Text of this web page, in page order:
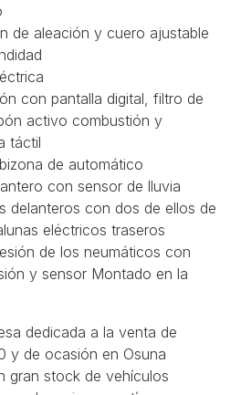
de aleación y cuero ajustable
con pantalla digital, filtro de
activo combustión y
táctil
de automático
con sensor de lluvia
delanteros con dos de ellos de
eléctricos traseros
de los neumáticos con
y sensor Montado en la
dedicada a la venta de
y de ocasión en Osuna
gran stock de vehículos